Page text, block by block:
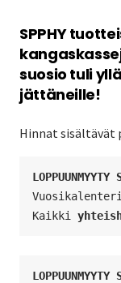
SPPHY
suosio tuli
jättäneille!
Hinnat sisältävät
Kaikki